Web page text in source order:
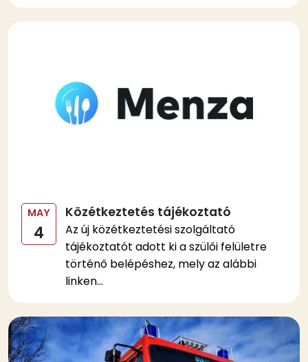
Kép
MAY
4
Közétkeztetés tájékoztató
Az új közétkeztetési szolgáltató
tájékoztatót adott ki a szülői felületre
történő belépéshez, mely az alábbi
linken...
Kép